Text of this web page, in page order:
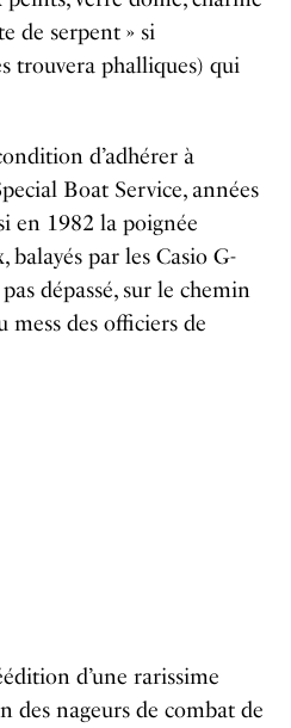
de serpent » si
trouvera phalliques) qui
d’adhérer à
Boat Service, années
en 1982 la poignée
balayés par les Casio G-
dépassé, sur le chemin
mess des officiers de
d’une rarissime
des nageurs de combat de